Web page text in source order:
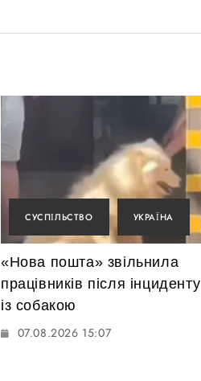
СУСПІЛЬСТВО УКРАЇНА
«Нова пошта» звільнила
працівників після інциденту
із собакою
07.08.2026 15:07